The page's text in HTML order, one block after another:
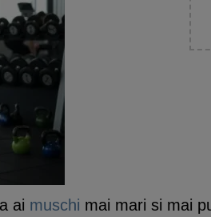
ai muschi mai mari si mai